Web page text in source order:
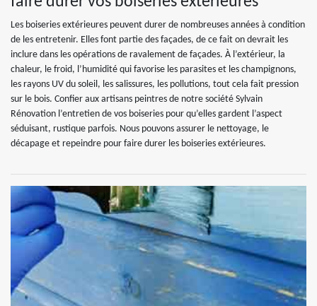
Les boiseries extérieures peuvent durer de nombreuses années à condition
de les entretenir. Elles font partie des façades, de ce fait on devrait les
inclure dans les opérations de ravalement de façades. À l’extérieur, la
chaleur, le froid, l’humidité qui favorise les parasites et les champignons,
les rayons UV du soleil, les salissures, les pollutions, tout cela fait pression
sur le bois. Confier aux artisans peintres de notre société Sylvain
Rénovation l’entretien de vos boiseries pour qu’elles gardent l’aspect
séduisant, rustique parfois. Nous pouvons assurer le nettoyage, le
décapage et repeindre pour faire durer les boiseries extérieures.